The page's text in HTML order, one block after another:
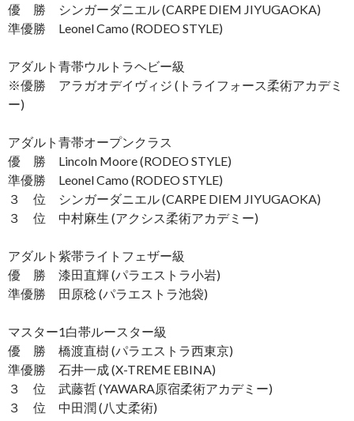
優 勝 シンガーダニエル (CARPE DIEM JIYUGAOKA)
準優勝 Leonel Camo (RODEO STYLE)
アダルト青帯ウルトラヘビー級
※優勝 アラガオデイヴィジ (トライフォース柔術アカデミ
ー)
アダルト青帯オープンクラス
優 勝 Lincoln Moore (RODEO STYLE)
準優勝 Leonel Camo (RODEO STYLE)
３ 位 シンガーダニエル (CARPE DIEM JIYUGAOKA)
３ 位 中村麻生 (アクシス柔術アカデミー)
アダルト紫帯ライトフェザー級
優 勝 漆田直輝 (パラエストラ小岩)
準優勝 田原稔 (パラエストラ池袋)
マスター1白帯ルースター級
優 勝 橋渡直樹 (パラエストラ西東京)
準優勝 石井一成 (X-TREME EBINA)
３ 位 武藤哲 (YAWARA原宿柔術アカデミー)
３ 位 中田潤 (八丈柔術)